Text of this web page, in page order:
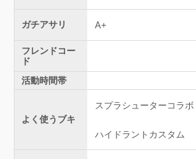
ガチアサリ A+
フレンドコー
ド
活動時間帯
よく使うブキ
スプラシューターコラボ
ハイドラントカスタム